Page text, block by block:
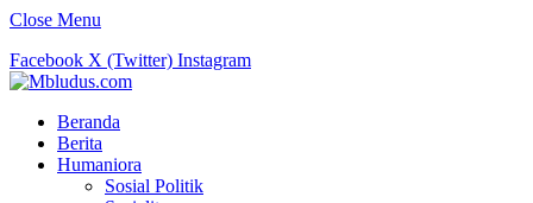
Close Menu
Facebook X (Twitter) Instagram
Beranda
Berita
Humaniora
Sosial Politik